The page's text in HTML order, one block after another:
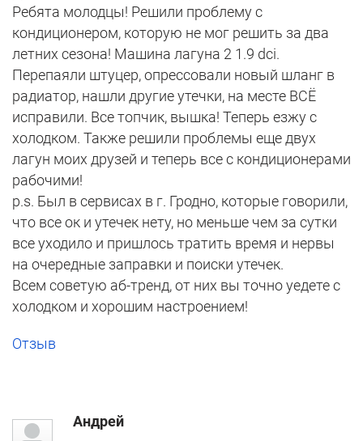
Ребята молодцы! Решили проблему с
кондиционером, которую не мог решить за два
летних сезона! Машина лагуна 2 1.9 dci.
Перепаяли штуцер, опрессовали новый шланг в
радиатор, нашли другие утечки, на месте ВСЁ
исправили. Все топчик, вышка! Теперь езжу с
холодком. Также решили проблемы еще двух
лагун моих друзей и теперь все с кондиционерами
рабочими!
p.s. Был в сервисах в г. Гродно, которые говорили,
что все ок и утечек нету, но меньше чем за сутки
все уходило и пришлось тратить время и нервы
на очередные заправки и поиски утечек.
Всем советую аб-тренд, от них вы точно уедете с
холодком и хорошим настроением!
Отзыв
Андрей